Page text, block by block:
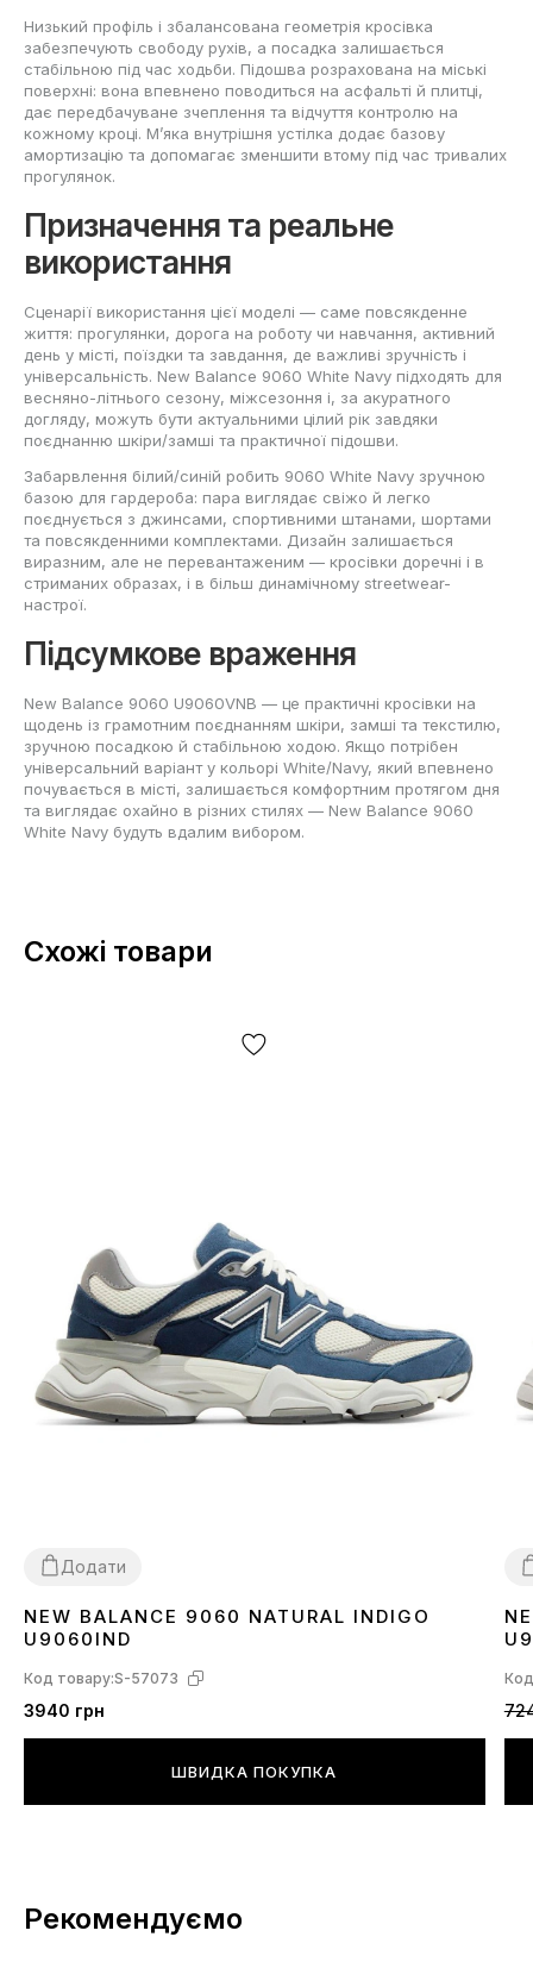
Низький профіль і збалансована геометрія кросівка
забезпечують свободу рухів, а посадка залишається
стабільною під час ходьби. Підошва розрахована на міські
поверхні: вона впевнено поводиться на асфальті й плитці,
дає передбачуване зчеплення та відчуття контролю на
кожному кроці. М’яка внутрішня устілка додає базову
амортизацію та допомагає зменшити втому під час тривалих
прогулянок.
Призначення та реальне
використання
Сценарії використання цієї моделі — саме повсякденне
життя: прогулянки, дорога на роботу чи навчання, активний
день у місті, поїздки та завдання, де важливі зручність і
універсальність. New Balance 9060 White Navy підходять для
весняно-літнього сезону, міжсезоння і, за акуратного
догляду, можуть бути актуальними цілий рік завдяки
поєднанню шкіри/замші та практичної підошви.
Забарвлення білий/синій робить 9060 White Navy зручною
базою для гардероба: пара виглядає свіжо й легко
поєднується з джинсами, спортивними штанами, шортами
та повсякденними комплектами. Дизайн залишається
виразним, але не перевантаженим — кросівки доречні і в
стриманих образах, і в більш динамічному streetwear-
настрої.
Підсумкове враження
New Balance 9060 U9060VNB — це практичні кросівки на
щодень із грамотним поєднанням шкіри, замші та текстилю,
зручною посадкою й стабільною ходою. Якщо потрібен
універсальний варіант у кольорі White/Navy, який впевнено
почувається в місті, залишається комфортним протягом дня
та виглядає охайно в різних стилях — New Balance 9060
White Navy будуть вдалим вибором.
Схожі товари
Додати
3637 384142
NEW BALANCE 9060 NATURAL INDIGO
U9060IND
Код товару:S-57073
3940 грн
ШВИДКА ПОКУПКА
Рекомендуємо